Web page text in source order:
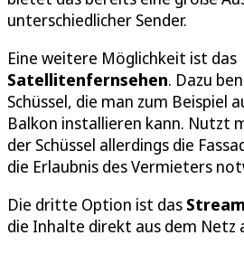
unterschiedlicher Sender.
Eine weitere Möglichkeit ist das
Satellitenfernsehen. Dazu
Schüssel, die man zum Beispiel
Balkon installieren kann. Nutzt
der Schüssel allerdings die
die Erlaubnis des Vermieters
Die dritte Option ist das
die Inhalte direkt aus dem Netz